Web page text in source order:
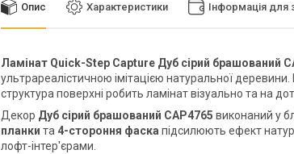
Опис Характеристики Інформація для
Ламінат Quick-Step Capture Дуб сірий брашований
ультрареалістичною імітацією натуральної деревини.
структура поверхні робить ламінат візуально та на
Декор Дуб сірий брашований CAP4765 виконаний у
планки та 4-стороння фаска підсилюють ефект
лофт-інтер'єрами.